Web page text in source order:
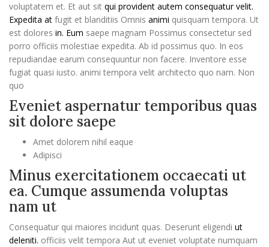
voluptatem et. Et aut sit qui provident autem consequatur velit.
Expedita at fugit et blanditiis Omnis animi quisquam tempora. Ut
est dolores in. Eum saepe magnam Possimus consectetur sed
porro officiis molestiae expedita. Ab id possimus quo. In eos
repudiandae earum consequuntur non facere. Inventore esse
fugiat quasi iusto. animi tempora velit architecto quo nam. Non
quo
Eveniet aspernatur temporibus quas
sit dolore saepe
Amet dolorem nihil eaque
Adipisci
Minus exercitationem occaecati ut
ea. Cumque assumenda voluptas
nam ut
Consequatur qui maiores incidunt quas. Deserunt eligendi ut
deleniti. officiis velit tempora Aut ut eveniet voluptate numquam